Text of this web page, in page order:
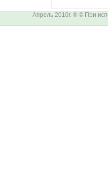
Апрель 2010г. ® © При